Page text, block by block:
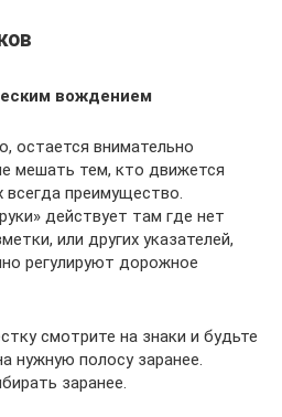
вождением
остается внимательно
мешать тем, кто движется
всегда преимущество.
действует там где нет
или других указателей,
регулируют дорожное
смотрите на знаки и будьте
нужную полосу заранее.
заранее.